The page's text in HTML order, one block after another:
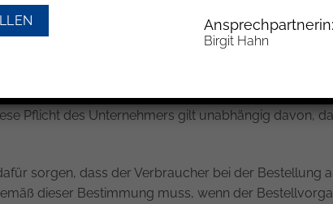
zu den klassischen Bestell-Buttons, bei deren
noch unklar, ob der Mieter also überhaupt etwas
vor der Aufgabe der Online-Bestellung
Pflicht des Unternehmers gilt unabhängig davon,
sorgen, dass der Verbraucher bei der Bestellung
dieser Bestimmung muss, wenn der
Ansprechpartnerin:
Birgit Hahn